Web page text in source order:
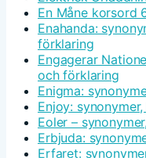
En Måne korsord
Enahanda:
förklaring
Engagerar
och förklaring
Enigma:
Enjoy:
Eoler –
Erbjuda:
Erfaret: